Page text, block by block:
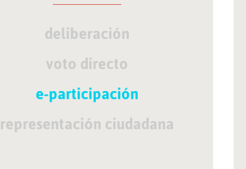
deliberación
voto directo
e-participación
representación ciudadana